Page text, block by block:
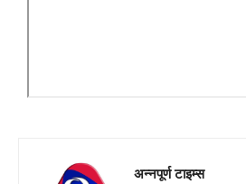
अन्नपूर्ण टाइम्स